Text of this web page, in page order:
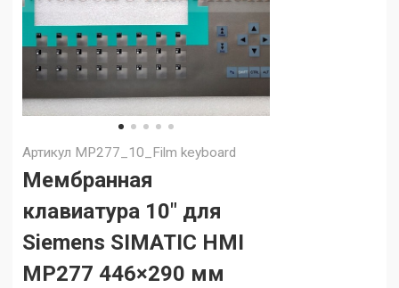
Артикул MP277_10_Film keyboard
Мембранная
клавиатура 10" для
Siemens SIMATIC HMI
MP277 446×290 мм